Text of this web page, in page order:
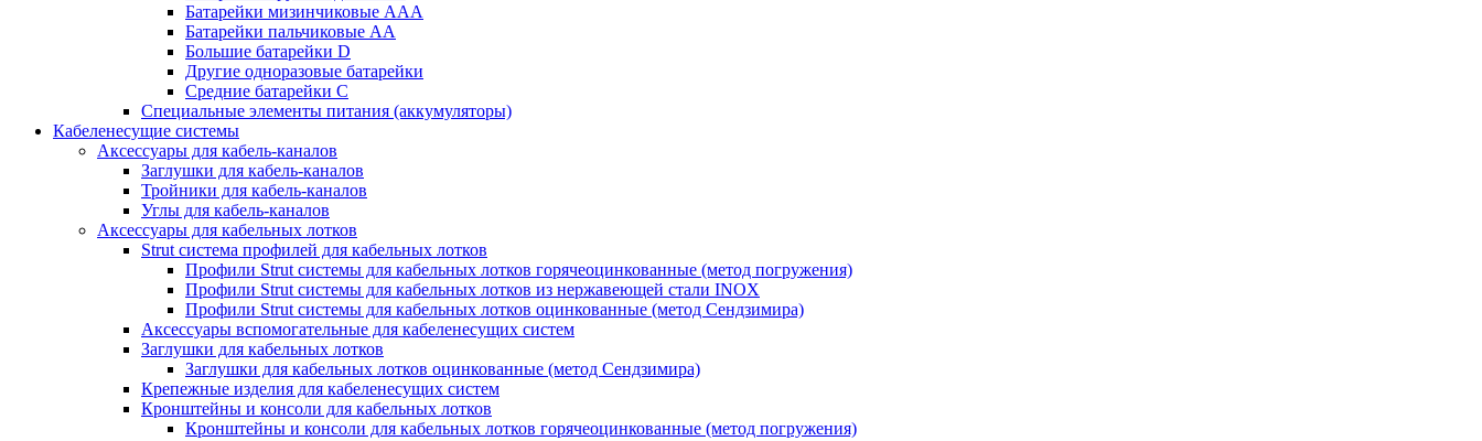
Батарейки мизинчиковые ААА
Батарейки пальчиковые АА
Большие батарейки D
Другие одноразовые батарейки
Средние батарейки C
Специальные элементы питания (аккумуляторы)
Кабеленесущие системы
Аксессуары для кабель-каналов
Заглушки для кабель-каналов
Тройники для кабель-каналов
Углы для кабель-каналов
Аксессуары для кабельных лотков
Strut система профилей для кабельных лотков
Профили Strut системы для кабельных лотков горячеоцинкованные (метод погружения)
Профили Strut системы для кабельных лотков из нержавеющей стали INOX
Профили Strut системы для кабельных лотков оцинкованные (метод Сендзимира)
Аксессуары вспомогательные для кабеленесущих систем
Заглушки для кабельных лотков
Заглушки для кабельных лотков оцинкованные (метод Сендзимира)
Крепежные изделия для кабеленесущих систем
Кронштейны и консоли для кабельных лотков
Кронштейны и консоли для кабельных лотков горячеоцинкованные (метод погружения)